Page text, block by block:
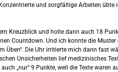
und sorgfältige Arbeiten
Kreuzblick und holte dann auch 18
Countdown. Und ich konnte die
Die Uhr irritierte mich dann fast
Unsicherheiten lief medizinisches
„nur“ 9 Punkte, weil die Texte